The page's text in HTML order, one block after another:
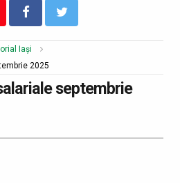
Iași
2025
septembrie